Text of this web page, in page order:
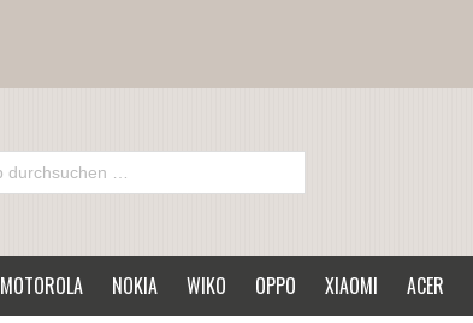
MOTOROLA NOKIA WIKO OPPO XIAOMI ACER